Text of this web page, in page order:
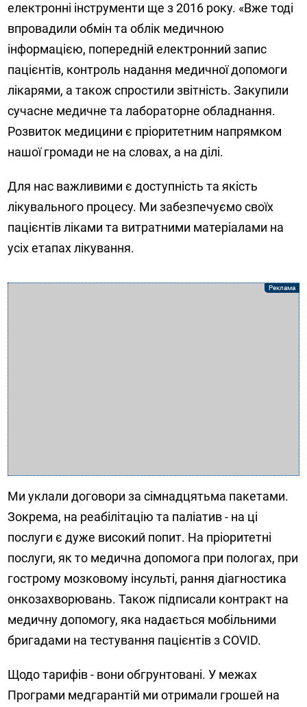
електронні інструменти ще з 2016 року. «Вже тоді
впровадили обмін та облік медичною
інформацією, попередній електронний запис
пацієнтів, контроль надання медичної допомоги
лікарями, а також спростили звітність. Закупили
сучасне медичне та лабораторне обладнання.
Розвиток медицини є пріоритетним напрямком
нашої громади не на словах, а на ділі.
Для нас важливими є доступність та якість
лікувального процесу. Ми забезпечуємо своїх
пацієнтів ліками та витратними матеріалами на
усіх етапах лікування.
Ми уклали договори за сімнадцятьма пакетами.
Зокрема, на реабілітацію та паліатив - на ці
послуги є дуже високий попит. На пріоритетні
послуги, як то медична допомога при пологах, при
гострому мозковому інсульті, рання діагностика
онкозахворювань. Також підписали контракт на
медичну допомогу, яка надається мобільними
бригадами на тестування пацієнтів з COVID.
Щодо тарифів - вони обгрунтовані. У межах
Програми медгарантій ми отримали грошей на